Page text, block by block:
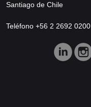
Santiago de Chile
Teléfono +56 2 2692 0200